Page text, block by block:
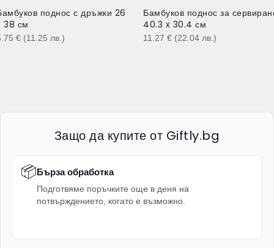
поднос с дръжки 26
38 см
€ (11.25 лв. )
Бамбуков поднос за
40.3 x 30.4 см
11.27 € (22.04 лв. )
Защо да купите от Giftly.bg
📦Бърза обработка
Подготвяме поръчките още в деня на
потвърждението, когато е възможно.